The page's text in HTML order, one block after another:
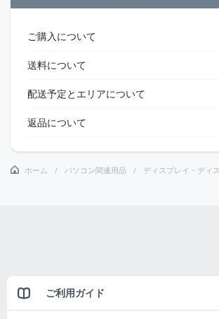
ご購入について
送料について
配送予定とエリアについて
返品について
ホーム パソコン関連用品 ディスプレイ・ディ
ご利用ガイド